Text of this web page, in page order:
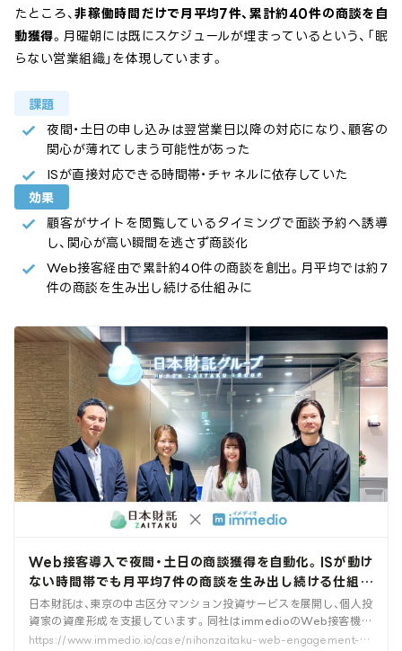
たところ、非稼働時間だけで月平均7件、累計約40件の商談を自
動獲得。月曜朝には既にスケジュールが埋まっているという、「眠
らない営業組織」を体現しています。
課題
夜間・土日の申し込みは翌営業日以降の対応になり、顧客の
関心が薄れてしまう可能性があった
ISが直接対応できる時間帯・チャネルに依存していた
効果
顧客がサイトを閲覧しているタイミングで面談予約へ誘導
し、関心が高い瞬間を逃さず商談化
Web接客経由で累計約40件の商談を創出。月平均では約7
件の商談を生み出し続ける仕組みに
Web接客導入で夜間・土日の商談獲得を自動化。ISが動け
ない時間帯でも月平均7件の商談を生み出し続ける仕組み
とは
日本財託は、東京の中古区分マンション投資サービスを展開し、個人投
資家の資産形成を支援しています。同社はimmedioのWeb接客機能
を導入し、インサイドセールスが稼働していない夜間・土日でも商談を
https://www.immedio.io/case/nihonzaitaku-web-engagement-ca